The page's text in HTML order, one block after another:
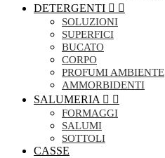
DETERGENTI  
SOLUZIONI
SUPERFICI
BUCATO
CORPO
PROFUMI AMBIENTE
AMMORBIDENTI
SALUMERIA  
FORMAGGI
SALUMI
SOTTOLI
CASSE